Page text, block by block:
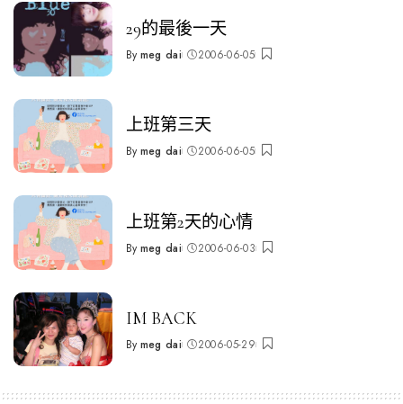
29的最後一天
Posted
By meg dai 2006-06-05
上班第三天
Posted
By meg dai 2006-06-05
上班第2天的心情
Posted
By meg dai 2006-06-03
IM BACK
Posted
By meg dai 2006-05-29